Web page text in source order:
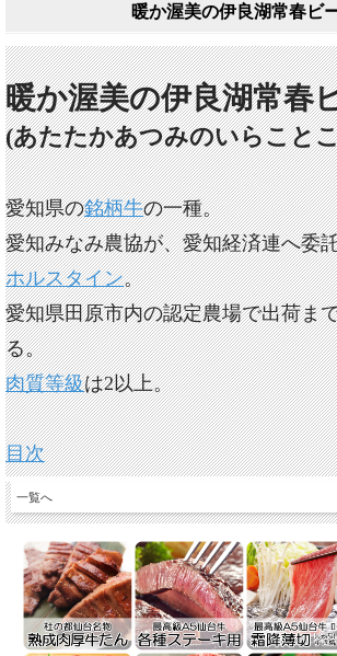
暖か渥美の伊良湖常春ビ
暖か渥美の伊良湖常春
(あたたかあつみのいらこと
愛知県の銘柄牛の一種。
愛知みなみ農協が、愛知経済連へ委
ホルスタイン。
愛知県田原市内の認定農場で出荷ま
る。
肉質等級は2以上。
目次
一覧へ